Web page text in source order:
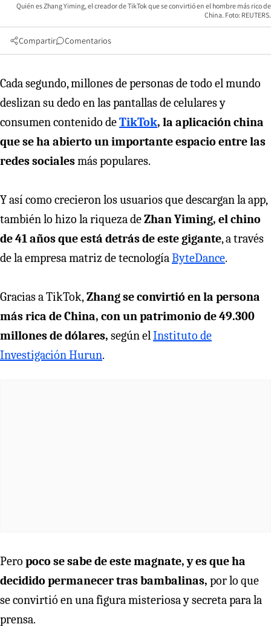
Quién es Zhang Yiming, el creador de TikTok que se convirtió en el hombre más rico de
China. Foto: REUTERS.
Compartir Comentarios
Cada segundo, millones de personas de todo el mundo
deslizan su dedo en las pantallas de celulares y
consumen contenido deTikTok, la aplicación china
que se ha abierto un importante espacio entre las
redes socialesmás populares.
Y así como crecieron los usuarios que descargan la app,
también lo hizo la riqueza deZhan Yiming, el chino
de 41 años que está detrás de este gigante, a través
de la empresa matriz de tecnologíaByteDance.
Gracias a TikTok,Zhang se convirtió en la persona
más rica de China, con un patrimonio de 49.300
millones de dólares, según elInstituto de
Investigación Hurun.
Pero poco se sabe de este magnate, y es que ha
decidido permanecer tras bambalinas, por lo que
se convirtió en una figura misteriosa y secreta para la
prensa.